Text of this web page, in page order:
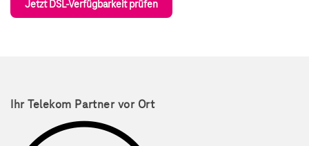
Jetzt DSL-Verfügbarkeit prüfen
Ihr Telekom Partner vor Ort